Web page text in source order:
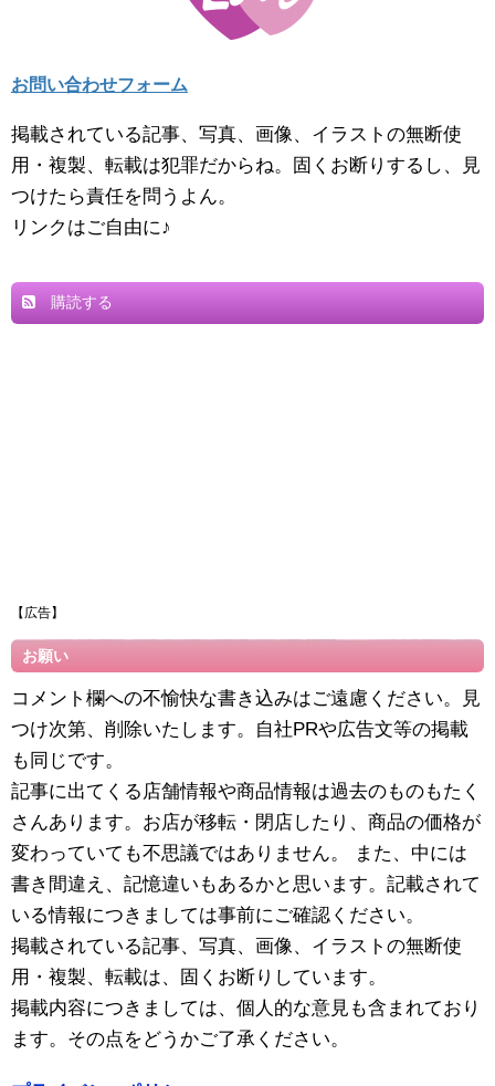
お問い合わせフォーム
掲載されている記事、写真、画像、イラストの無断使
用・複製、転載は犯罪だからね。固くお断りするし、見
つけたら責任を問うよん。
リンクはご自由に♪
購読する
【広告】
お願い
コメント欄への不愉快な書き込みはご遠慮ください。見
つけ次第、削除いたします。自社PRや広告文等の掲載
も同じです。
記事に出てくる店舗情報や商品情報は過去のものもたく
さんあります。お店が移転・閉店したり、商品の価格が
変わっていても不思議ではありません。 また、中には
書き間違え、記憶違いもあるかと思います。記載されて
いる情報につきましては事前にご確認ください。
掲載されている記事、写真、画像、イラストの無断使
用・複製、転載は、固くお断りしています。
掲載内容につきましては、個人的な意見も含まれており
ます。その点をどうかご了承ください。